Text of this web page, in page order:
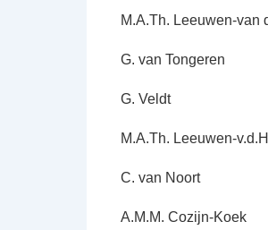
M.A.Th. Leeuwen-van
G. van Tongeren
G. Veldt
M.A.Th. Leeuwen-
C. van Noort
A.M.M. Cozijn-Koek